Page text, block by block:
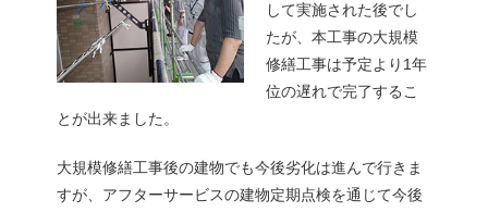
して実施された後でし
たが、本工事の大規模
修繕工事は予定より1年
位の遅れで完了するこ
とが出来ました。
大規模修繕工事後の建物でも今後劣化は進んで行きま
すが、アフターサービスの建物定期点検を通じて今後